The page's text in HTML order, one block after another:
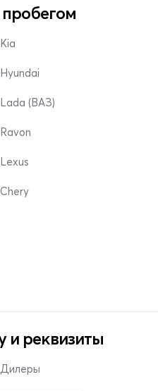
Kia
Hyundai
Lada (ВАЗ)
Ravon
Lexus
Chery
и реквизиты
Дилеры